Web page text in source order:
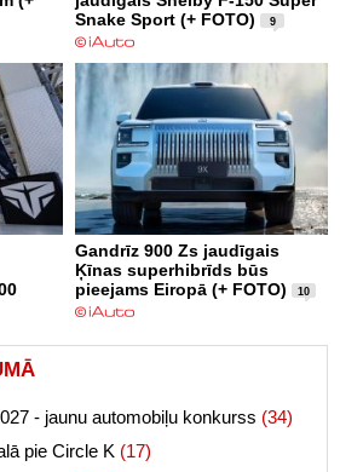
Snake Sport (+ FOTO)
9
Gandrīz 900 Zs jaudīgais
Ķīnas superhibrīds būs
pieejams Eiropā (+ FOTO)
10
- jaunu automobiļu konkurss (34)
pie Circle K (17)